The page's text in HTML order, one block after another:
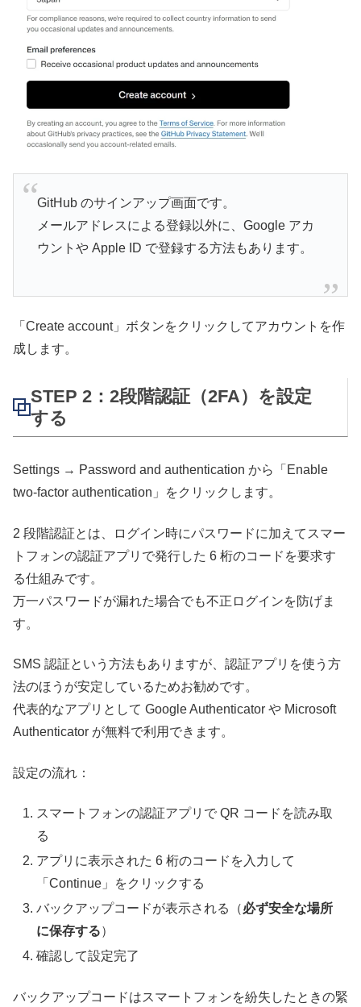
GitHub のサインアップ画面です。
メールアドレスによる登録以外に、Google アカ
ウントや Apple ID で登録する方法もあります。
「Create account」ボタンをクリックしてアカウントを作
成します。
STEP 2：2段階認証（2FA）を設定
する
Settings → Password and authentication から「Enable
two-factor authentication」をクリックします。
2 段階認証とは、ログイン時にパスワードに加えてスマー
トフォンの認証アプリで発行した 6 桁のコードを要求す
る仕組みです。
万一パスワードが漏れた場合でも不正ログインを防げま
す。
SMS 認証という方法もありますが、認証アプリを使う方
法のほうが安定しているためお勧めです。
代表的なアプリとして Google Authenticator や Microsoft
Authenticator が無料で利用できます。
設定の流れ：
スマートフォンの認証アプリで QR コードを読み取
る
アプリに表示された 6 桁のコードを入力して
「Continue」をクリックする
バックアップコードが表示される（必ず安全な場所
に保存する）
確認して設定完了
バックアップコードはスマートフォンを紛失したときの緊